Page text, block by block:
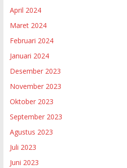
April 2024
Maret 2024
Februari 2024
Januari 2024
Desember 2023
November 2023
Oktober 2023
September 2023
Agustus 2023
Juli 2023
Juni 2023